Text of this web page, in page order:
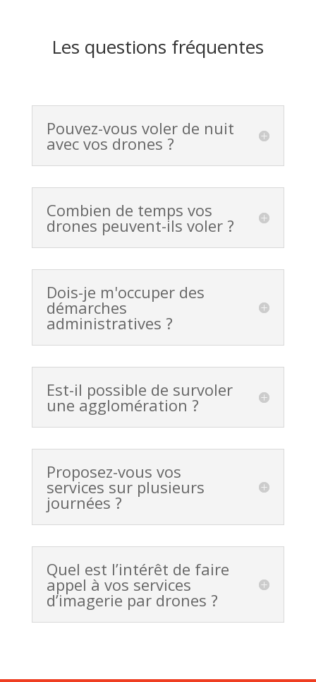
Les questions fréquentes
Pouvez-vous voler de nuit
avec vos drones ?
Combien de temps vos
drones peuvent-ils voler ?
Dois-je m'occuper des
démarches
administratives ?
Est-il possible de survoler
une agglomération ?
Proposez-vous vos
services sur plusieurs
journées ?
Quel est l’intérêt de faire
appel à vos services
d’imagerie par drones ?